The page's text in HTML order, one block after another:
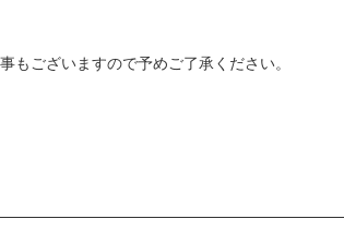
ございますので予めご了承ください。